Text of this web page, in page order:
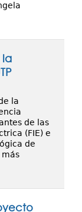
la
la
de las
(FIE) e
de
más